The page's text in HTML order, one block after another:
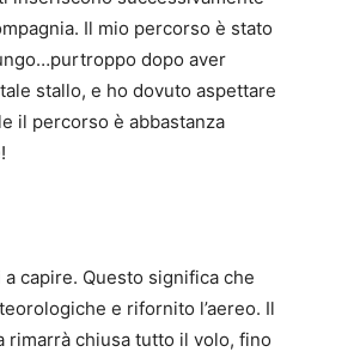
Il mio percorso è stato
dopo aver
stallo, e ho dovuto aspettare
il percorso è abbastanza
capire. Questo significa che
e rifornito l’aereo. Il
chiusa tutto il volo, fino